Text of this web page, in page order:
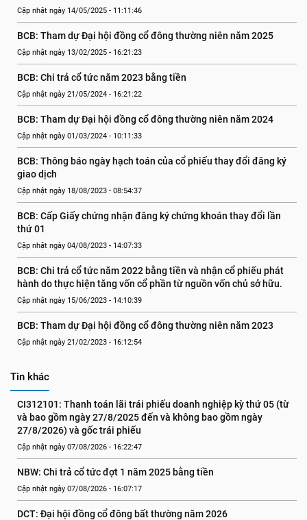
Cập nhật ngày 14/05/2025 - 11:11:46
BCB: Tham dự Đại hội đồng cổ đông thường niên năm 2025
Cập nhật ngày 13/02/2025 - 16:21:23
BCB: Chi trả cổ tức năm 2023 bằng tiền
Cập nhật ngày 21/05/2024 - 16:21:22
BCB: Tham dự Đại hội đồng cổ đông thường niên năm 2024
Cập nhật ngày 01/03/2024 - 10:11:33
BCB: Thông báo ngày hạch toán của cổ phiếu thay đổi đăng ký
giao dịch
Cập nhật ngày 18/08/2023 - 08:54:37
BCB: Cấp Giấy chứng nhận đăng ký chứng khoán thay đổi lần
thứ 01
Cập nhật ngày 04/08/2023 - 14:07:33
BCB: Chi trả cổ tức năm 2022 bằng tiền và nhận cổ phiếu phát
hành do thực hiện tăng vốn cổ phần từ nguồn vốn chủ sở hữu.
Cập nhật ngày 15/06/2023 - 14:10:39
BCB: Tham dự Đại hội đồng cổ đông thường niên năm 2023
Cập nhật ngày 21/02/2023 - 16:12:54
Tin khác
CI312101: Thanh toán lãi trái phiếu doanh nghiệp kỳ thứ 05 (từ
và bao gồm ngày 27/8/2025 đến và không bao gồm ngày
27/8/2026) và gốc trái phiếu
Cập nhật ngày 07/08/2026 - 16:22:47
NBW: Chi trả cổ tức đợt 1 năm 2025 bằng tiền
Cập nhật ngày 07/08/2026 - 16:07:17
DCT: Đại hội đồng cổ đông bất thường năm 2026